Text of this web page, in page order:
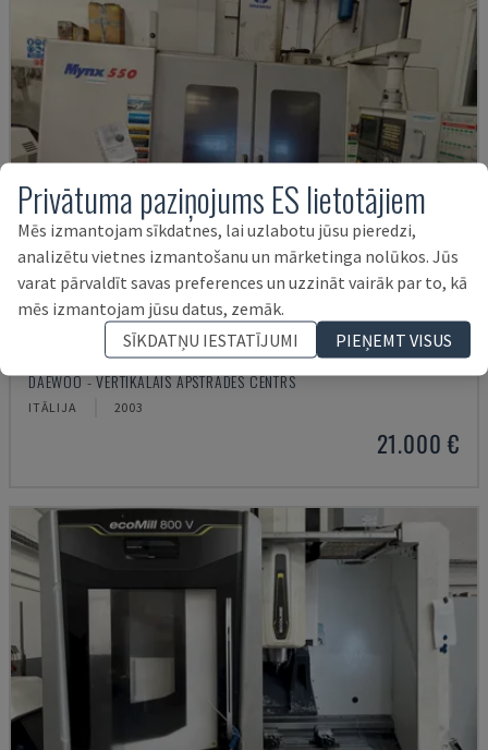
MYNX 550
DAEWOO - VERTIKĀLAIS APSTRĀDES CENTRS
ITĀLIJA 2003
21.000 €
Privātuma paziņojums ES lietotājiem
Mēs izmantojam sīkdatnes, lai uzlabotu jūsu pieredzi,
analizētu vietnes izmantošanu un mārketinga nolūkos. Jūs
varat pārvaldīt savas preferences un uzzināt vairāk par to, kā
mēs izmantojam jūsu datus, zemāk.
SĪKDATŅU IESTATĪJUMI
PIEŅEMT VISUS